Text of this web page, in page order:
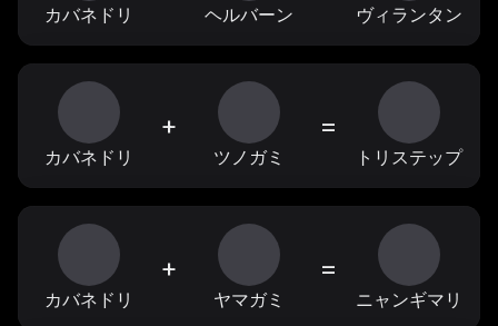
カバネドリ ヘルバーン ヴィランタン
カバネドリ
+
ツノガミ
=
トリステップ
カバネドリ
+
ヤマガミ
=
ニャンギマリ